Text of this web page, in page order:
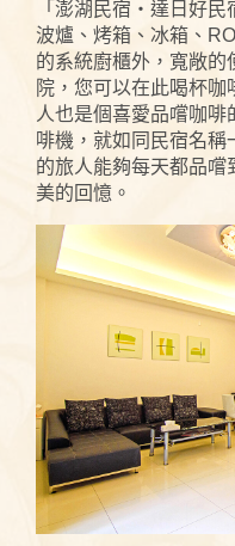
「澎湖民宿‧達日好民
波爐、烤箱、冰箱、
的系統廚櫃外，寬敞的
院，您可以在此喝杯
人也是個喜愛品嚐咖啡
啡機，就如同民宿名稱
的旅人能夠每天都品嚐
美的回憶。